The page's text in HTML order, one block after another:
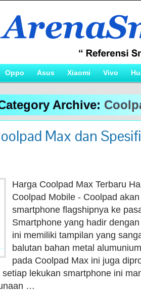
Oppo Asus Xiaomi Vivo
Archive:
Max dan
Harga Coolpad Max Terbaru
Coolpad Mobile - Coolpad
smartphone flagshipnya ke
Smartphone yang hadir
ini memiliki tampilan yang
balutan bahan metal
pada Coolpad Max ini juga
lekukan smartphone ini
…